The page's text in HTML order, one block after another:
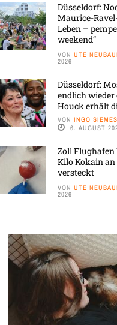
Düsseldorf:
Maurice-
Leben –
weekend“
VON UTE
2026
Düsseldorf:
endlich
Houck erhält
VON INGO
6. AUGUST
Zoll Flughafen
Kilo Kokain
versteckt
VON UTE
2026